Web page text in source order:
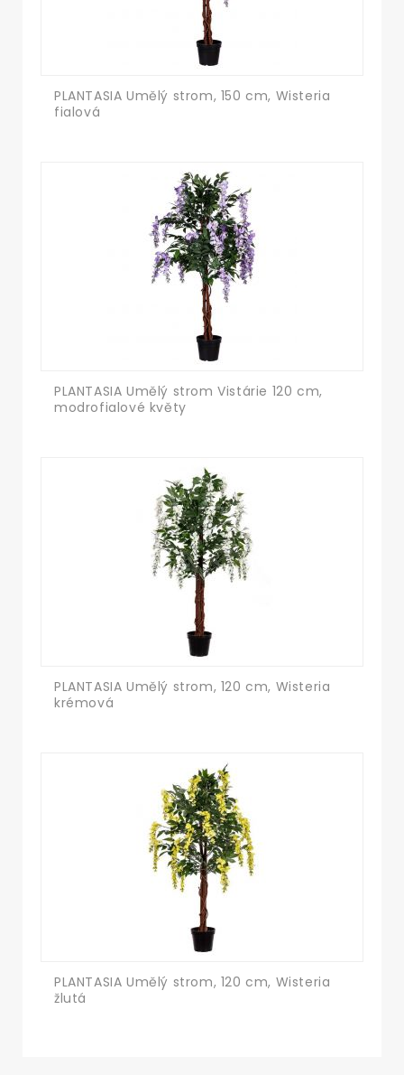
PLANTASIA Umělý strom, 150 cm, Wisteria
fialová
PLANTASIA Umělý strom Vistárie 120 cm,
modrofialové květy
PLANTASIA Umělý strom, 120 cm, Wisteria
krémová
PLANTASIA Umělý strom, 120 cm, Wisteria
žlutá